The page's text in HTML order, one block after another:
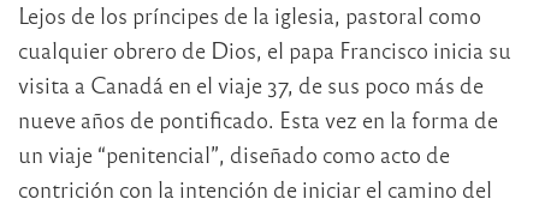
Lejos de los príncipes de la iglesia, pastoral como
cualquier obrero de Dios, el papa Francisco inicia su
visita a Canadá en el viaje 37, de sus poco más de
nueve años de pontificado. Esta vez en la forma de
un viaje “penitencial”, diseñado como acto de
contrición con la intención de iniciar el camino del